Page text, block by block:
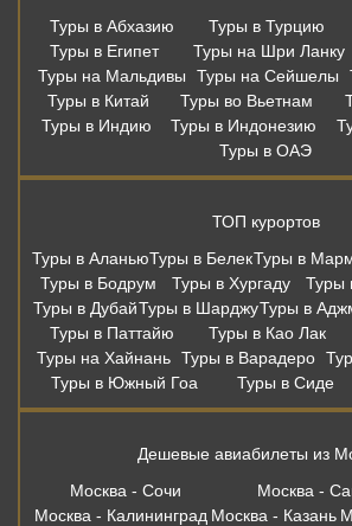
Туры в Абхазию
Туры в Турцию
Туры в Египет
Туры на Шри Ланку
Туры на Мальдивы
Туры на Сейшелы
Туры в Китай
Туры во Вьетнам
Туры в Индию
Туры в Индонезию
Туры в ОАЭ
ТОП курортов
Туры в АланьюТуры в БелекТуры в
Туры в Бодрум
Туры в Хургаду
Туры
Туры в ДубайТуры в ШарджуТуры в
Туры в Паттайю
Туры в Као Лак
Туры на Хайнань Туры в Варадеро
Туры в Южный Гоа
Туры в Сиде
Дешевые авиабилеты из
Москва - Сочи
Москва -
Москва - Калининград Москва - Казань